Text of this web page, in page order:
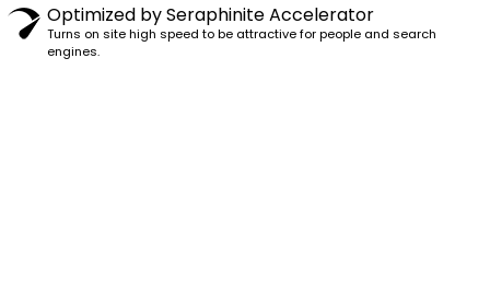
Optimized by Seraphinite Accelerator
Turns on site high speed to be attractive for people and search
engines.